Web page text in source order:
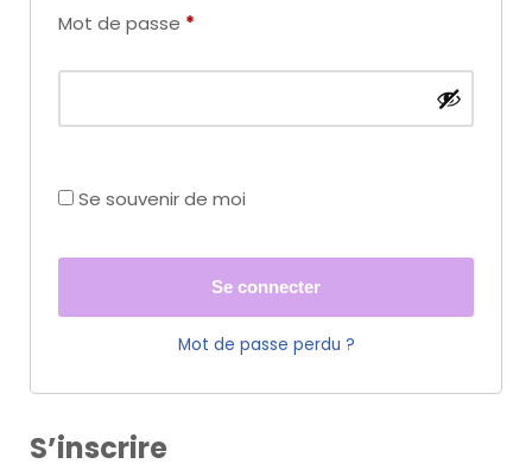
Mot de passe *
Se souvenir de moi
Se connecter
Mot de passe perdu ?
S’inscrire